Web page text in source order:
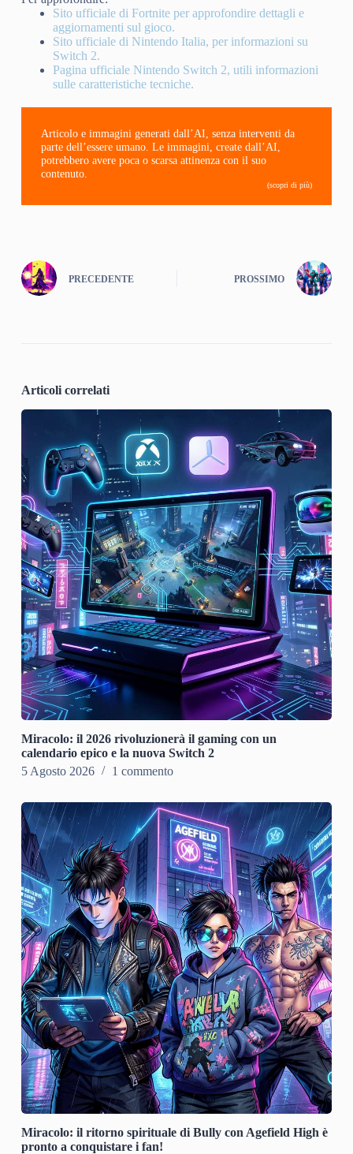
Sito ufficiale di Fortnite per approfondire dettagli e
aggiornamenti sul gioco.
Sito ufficiale di Nintendo Italia, per informazioni su
Switch 2.
Pagina ufficiale Nintendo Switch 2, utili informazioni
sulle caratteristiche tecniche.
Articolo e immagini generati dall’AI, senza interventi da
parte dell’essere umano. Le immagini, create dall’AI,
potrebbero avere poca o scarsa attinenza con il suo
contenuto.
(scopri di più)
PRECEDENTE PROSSIMO
Articoli correlati
Miracolo: il 2026 rivoluzionerà il gaming con un
calendario epico e la nuova Switch 2
5 Agosto 2026
1 commento
Miracolo: il ritorno spirituale di Bully con Agefield High è
pronto a conquistare i fan!